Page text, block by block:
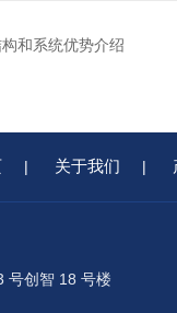
和系统优势介绍
| 关于我们 |
号创智 18 号楼